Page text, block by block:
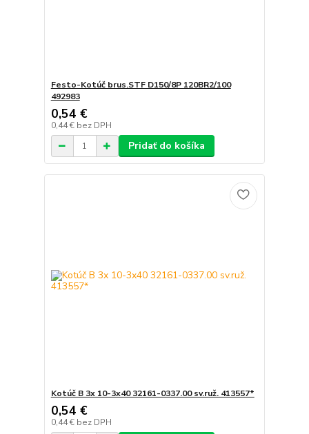
Festo-Kotúč brus.STF D150/8P 120BR2/100
492983
0,54 €
0,44 € bez DPH
Pridať do košíka
Kotúč B 3x 10-3x40 32161-0337.00 sv.ruž. 413557*
0,54 €
0,44 € bez DPH